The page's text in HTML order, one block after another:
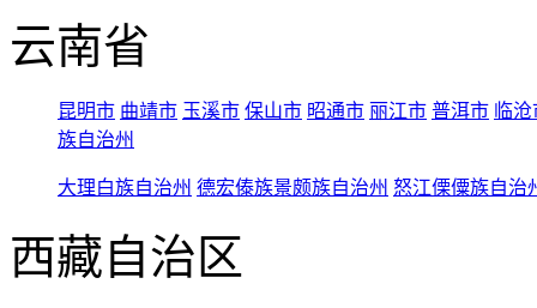
云南省
昆明市 曲靖市 玉溪市 保山市 昭通市 丽江市 普洱市 临
族自治州
大理白族自治州 德宏傣族景颇族自治州 怒江傈僳族自治
西藏自治区